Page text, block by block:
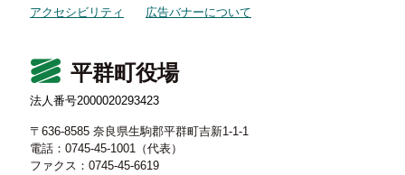
アクセシビリティ
広告バナーについて
平群町役場
法人番号2000020293423
〒636-8585 奈良県生駒郡平群町吉新1-1-1
電話：0745-45-1001（代表）
ファクス：0745-45-6619